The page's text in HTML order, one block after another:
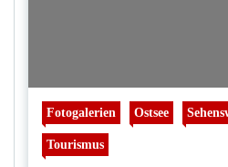
Fotogalerien Ostsee
Tourismus